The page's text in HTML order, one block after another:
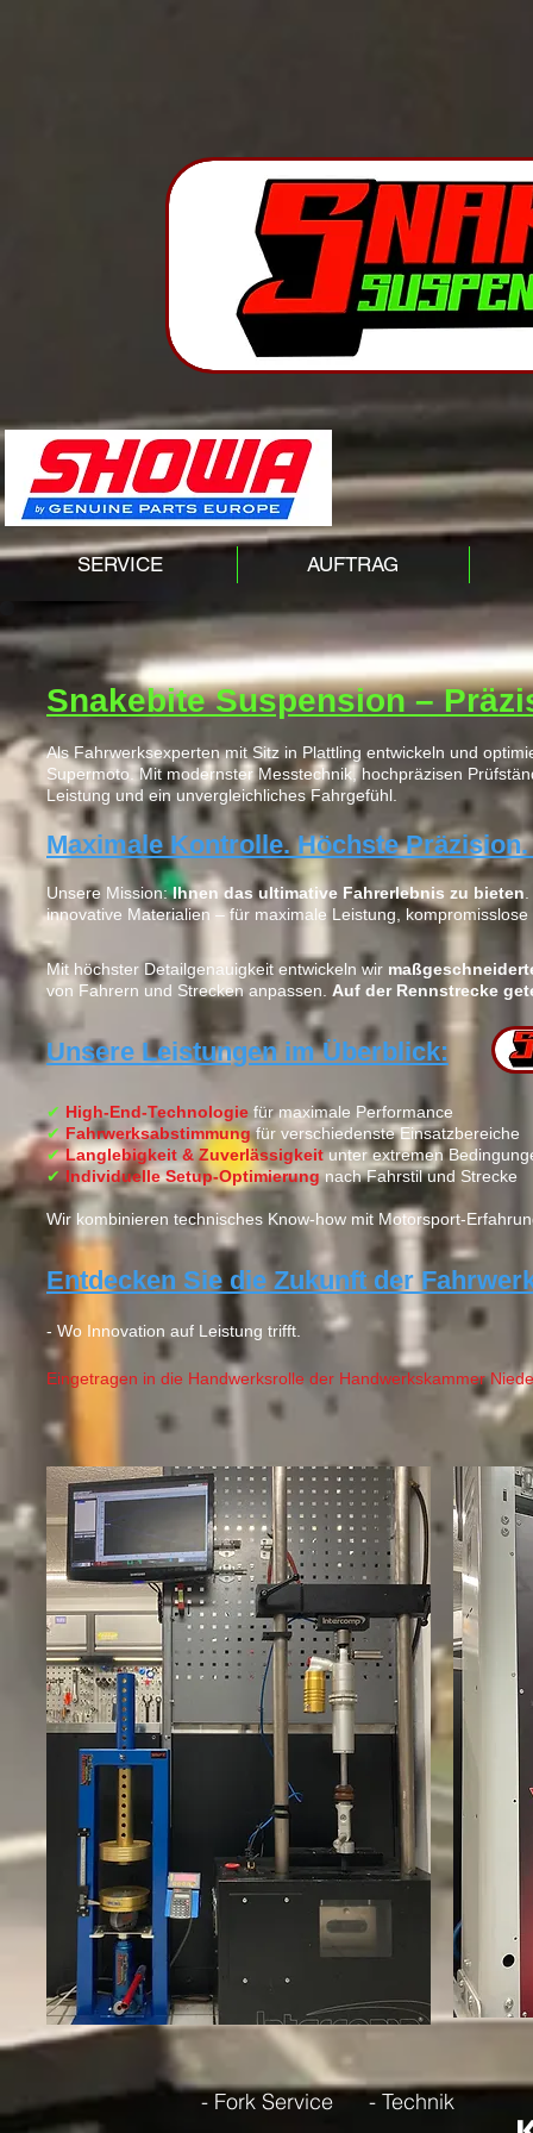
SERVICE AUFTRAG
Snakebite Suspension –
Als Fahrwerksexperten mit Sitz in Plattling entwickeln und
Supermoto. Mit modernster Messtechnik, hochpräzisen
Leistung und ein unvergleichliches Fahrgefühl.
Maximale Kontrolle. Höchste
Unsere Mission:Ihnen das ultimative Fahrerlebnis zu bieten
innovative Materialien – für maximale Leistung,
Mit höchster Detailgenauigkeit entwickeln wir
von Fahrern und Strecken anpassen. Auf der Rennstrecke
Unsere Leistungen im Überblick:
✔ High-End-Technologie für maximale Performance
✔ Fahrwerksabstimmung für verschiedenste Einsatzbereiche
✔ Langlebigkeit & Zuverlässigkeitunter extremen
✔ Individuelle Setup-Optimierungnach Fahrstil und Strecke
Wir kombinieren technisches Know-how mit Motorsport-
Entdecken Sie die Zukunft der
- Wo Innovation auf Leistung trifft.​
Eingetragen in die Handwerksrolle der Handwerkskammer
- Fork Service
- Technik